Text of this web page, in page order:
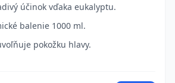
účinok vďaka eukalyptu.
balenie 1000 ml.
pokožku hlavy.